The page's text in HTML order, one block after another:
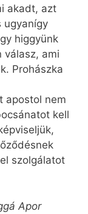
akadt, azt
ugyanígy
higgyünk
válasz, ami
Prohászka
apostol nem
kell
szolgálatot
Apor